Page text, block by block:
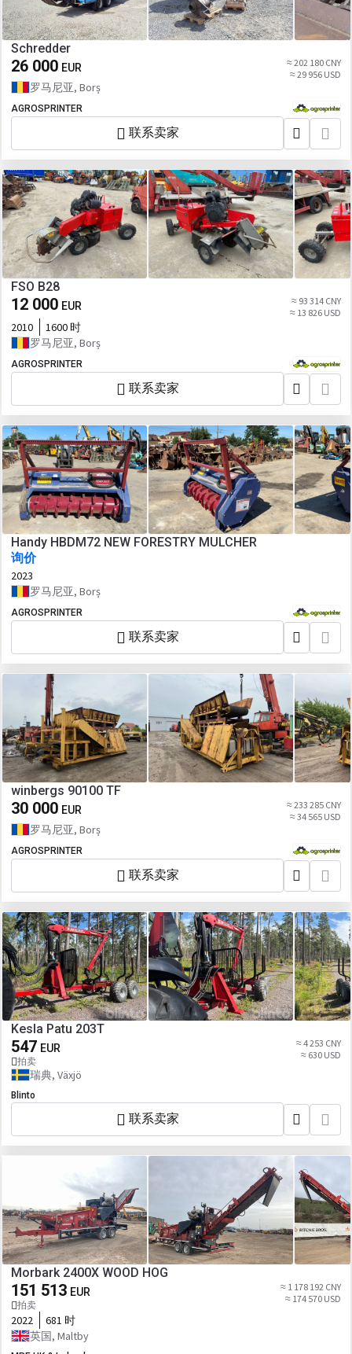
Schredder
26 000 EUR
≈ 202 180 CNY
≈ 29 956 USD
罗马尼亚, Borș
AGROSPRINTER
联系卖家
FSO B28
12 000 EUR
≈ 93 314 CNY
≈ 13 826 USD
2010
1600 时
罗马尼亚, Borș
AGROSPRINTER
联系卖家
Handy HBDM72 NEW FORESTRY MULCHER
询价
2023
罗马尼亚, Borș
AGROSPRINTER
联系卖家
winbergs 90100 TF
30 000 EUR
≈ 233 285 CNY
≈ 34 565 USD
罗马尼亚, Borș
AGROSPRINTER
联系卖家
Kesla Patu 203T
547 EUR
拍卖
≈ 4 253 CNY
≈ 630 USD
瑞典, Växjö
Blinto
联系卖家
Morbark 2400X WOOD HOG
151 513 EUR
拍卖
≈ 1 178 192 CNY
≈ 174 570 USD
2022
681 时
英国, Maltby